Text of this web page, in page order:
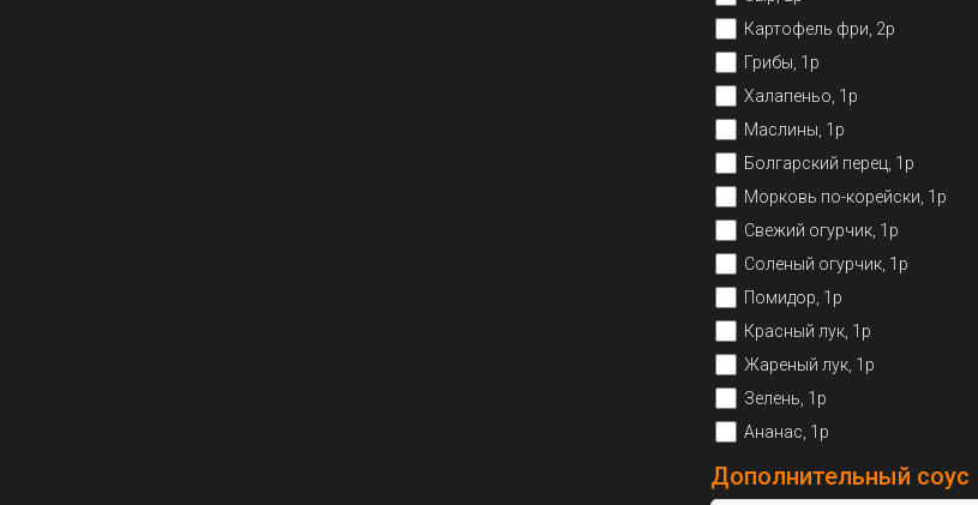
Картофель фри, 2р
Грибы, 1р
Халапеньо, 1р
Маслины, 1р
Болгарский перец, 1р
Морковь по-корейски, 1р
Свежий огурчик, 1р
Соленый огурчик, 1р
Помидор, 1р
Красный лук, 1р
Жареный лук, 1р
Зелень, 1р
Ананас, 1р
Дополнительный соус